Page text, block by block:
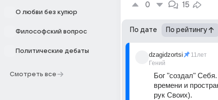
О любви без купюр
Философский вопрос
Политические дебаты
Смотреть все
0 15
По дате По рейтингу
dzagidzortsi
Гений
11лет
Бог "создал"
времени и
рук Своих).